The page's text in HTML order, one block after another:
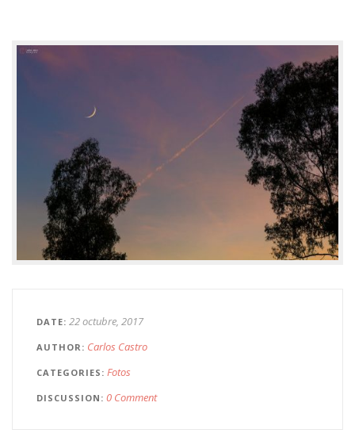
DATE 22 octubre, 2017
AUTHOR Carlos Castro
CATEGORIES Fotos
DISCUSSION 0 Comment